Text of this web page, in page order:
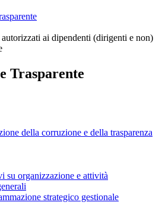
ai dipendenti (dirigenti e non)
Trasparente
della corruzione e della trasparenza
su organizzazione e attività
strategico gestionale